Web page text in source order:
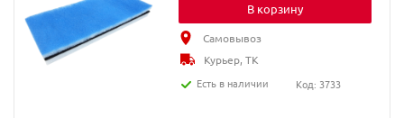
В корзину
Самовывоз
Курьер, ТК
Есть в наличии
Код: 3733